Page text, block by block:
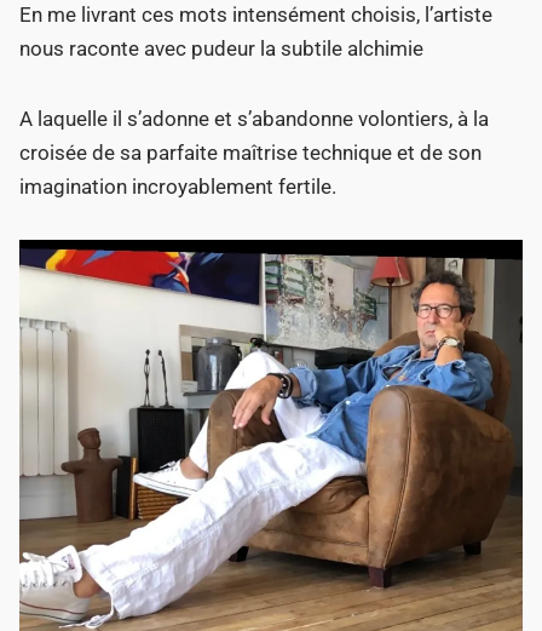
En me livrant ces mots intensément choisis, l’artiste
nous raconte avec pudeur la subtile alchimie
A laquelle il s’adonne et s’abandonne volontiers, à la
croisée de sa parfaite maîtrise technique et de son
imagination incroyablement fertile.